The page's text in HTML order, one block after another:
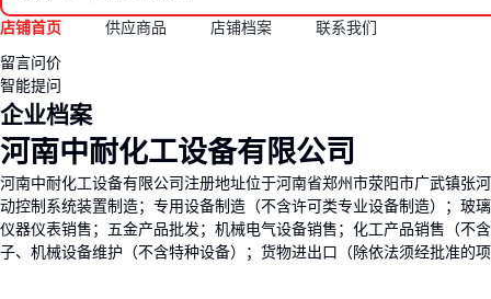
店铺首页 供应商品 店铺档案
联系我们
留言问价
智能提问
企业档案
河南中耐化工设备有限公司
河南中耐化工设备有限公司注册地址位于河南省郑州市荥阳市广武镇张
动控制系统装置制造；专用设备制造（不含许可类专业设备制造）；玻
仪器仪表销售；五金产品批发；机械电气设备销售；化工产品销售（不
子、机械设备维护（不含特种设备）；货物进出口（除依法须经批准的